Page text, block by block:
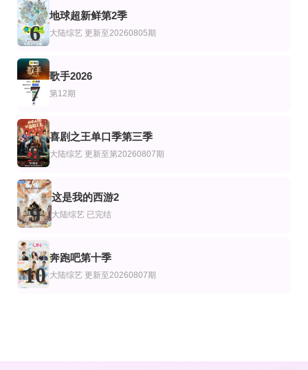
6
地球超新鲜第2季
大陆综艺 更新至20260805期
7
歌手2026
第12期
8
喜剧之王单口季第三季
大陆综艺 更新至第20260807期
9
这是我的西游2
大陆综艺 已完结
10
奔跑吧第十季
大陆综艺 更新至20260807期